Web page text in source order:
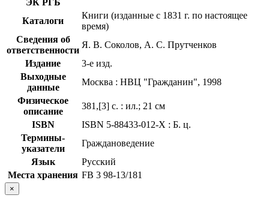
Каталоги
Книги (изданные с 1831 г. по настоящее
время)
Сведения об
ответственности
Я. В. Соколов, А. С. Прутченков
Издание
3-е изд.
Выходные
данные
Москва : НВЦ "Гражданин", 1998
Физическое
описание
381,[3] с. : ил.; 21 см
ISBN
ISBN 5-88433-012-X : Б. ц.
Термины-
указатели
Граждановедение
Язык
Русский
Места хранения FB 3 98-13/181
×